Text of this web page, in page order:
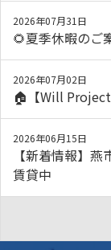
2026年07月31日
🌻夏季休暇の
2026年07月02日
🏠【Will Project
2026年06月15日
【新着情報】
賃貸中